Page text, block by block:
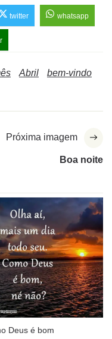
twitter whatsapp
Abril
bem-vindo
Próxima imagem
Boa noite
Deus é bom